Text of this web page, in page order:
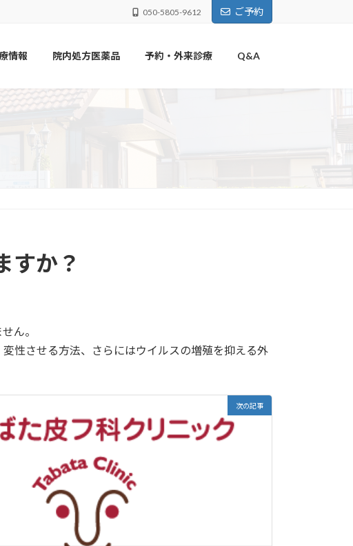
050-5805-9612 ご予約
情報 院内処方医薬品 予約・外来診療 Q&A
すか？
ん。
性させる方法、さらにはウイルスの増殖を抑える外
次の記事